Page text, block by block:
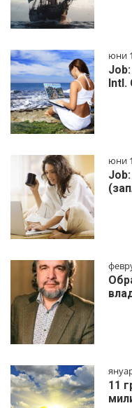
юни
Job:
Intl.
юни
Job:
11